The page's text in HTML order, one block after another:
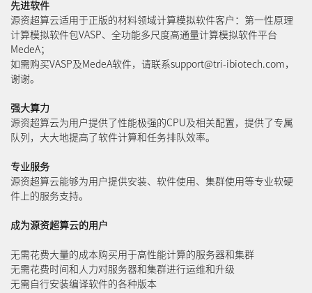
先进软件
源资超算云适用于正版的材料领域计算模拟软件客户：第一性原理
计算模拟软件包VASP、全功能多尺度高通量计算模拟软件平台
MedeA；
如需购买VASP及MedeA软件，请联系support@tri-ibiotech.com，
谢谢。
强大算力
源资超算云为用户提供了性能极强的CPU及相关配置，提供了专属
队列，大大地提高了软件计算和任务排队效率。
专业服务
源资超算云能够为用户提供安装、软件使用、集群使用等专业软硬
件上的服务支持。
成为源资超算云的用户
无需花费大量的成本购买用于高性能计算的服务器和集群
无需花费时间和人力对服务器和集群进行运维和升级
无需自行安装编译软件的各种版本